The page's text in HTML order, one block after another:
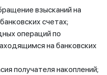
взысканий на
счетах;
операций по
на банковских
получателя накоплений;